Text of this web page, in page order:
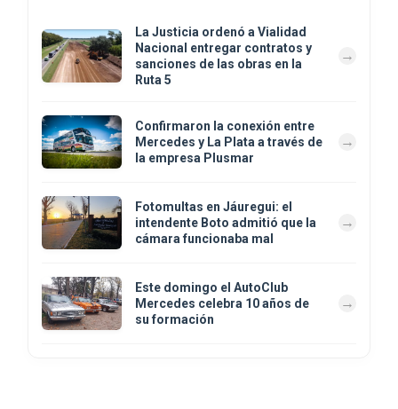
La Justicia ordenó a Vialidad
Nacional entregar contratos y
sanciones de las obras en la
Ruta 5
Confirmaron la conexión entre
Mercedes y La Plata a través de
la empresa Plusmar
Fotomultas en Jáuregui: el
intendente Boto admitió que la
cámara funcionaba mal
Este domingo el AutoClub
Mercedes celebra 10 años de
su formación